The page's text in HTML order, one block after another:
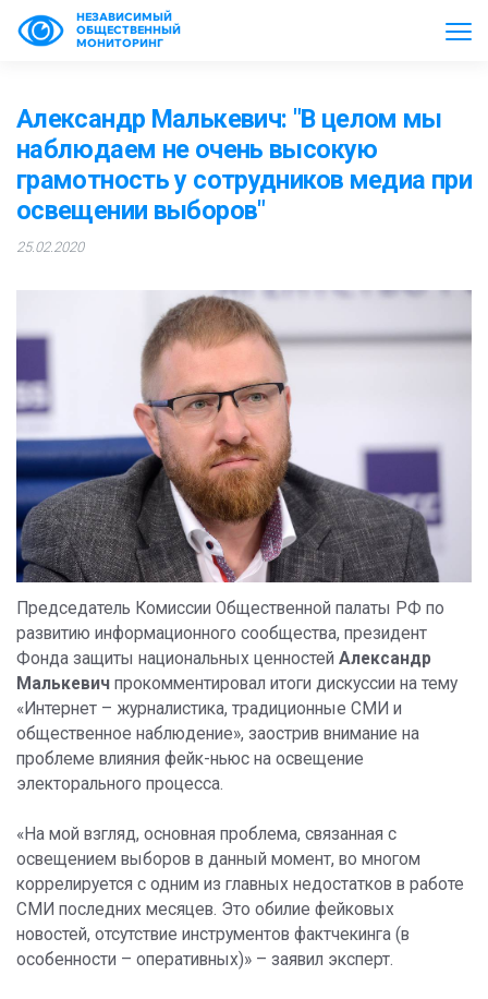
НЕЗАВИСИМЫЙ
ОБЩЕСТВЕННЫЙ
МОНИТОРИНГ
Александр Малькевич: "В целом мы
наблюдаем не очень высокую
грамотность у сотрудников медиа при
освещении выборов"
25.02.2020
Председатель Комиссии Общественной палаты РФ по
развитию информационного сообщества, президент
Фонда защиты национальных ценностей Александр
Малькевич прокомментировал итоги дискуссии на тему
«Интернет – журналистика, традиционные СМИ и
общественное наблюдение», заострив внимание на
проблеме влияния фейк-ньюс на освещение
электорального процесса.
«На мой взгляд, основная проблема, связанная с
освещением выборов в данный момент, во многом
коррелируется с одним из главных недостатков в работе
СМИ последних месяцев. Это обилие фейковых
новостей, отсутствие инструментов фактчекинга (в
особенности – оперативных)» – заявил эксперт.